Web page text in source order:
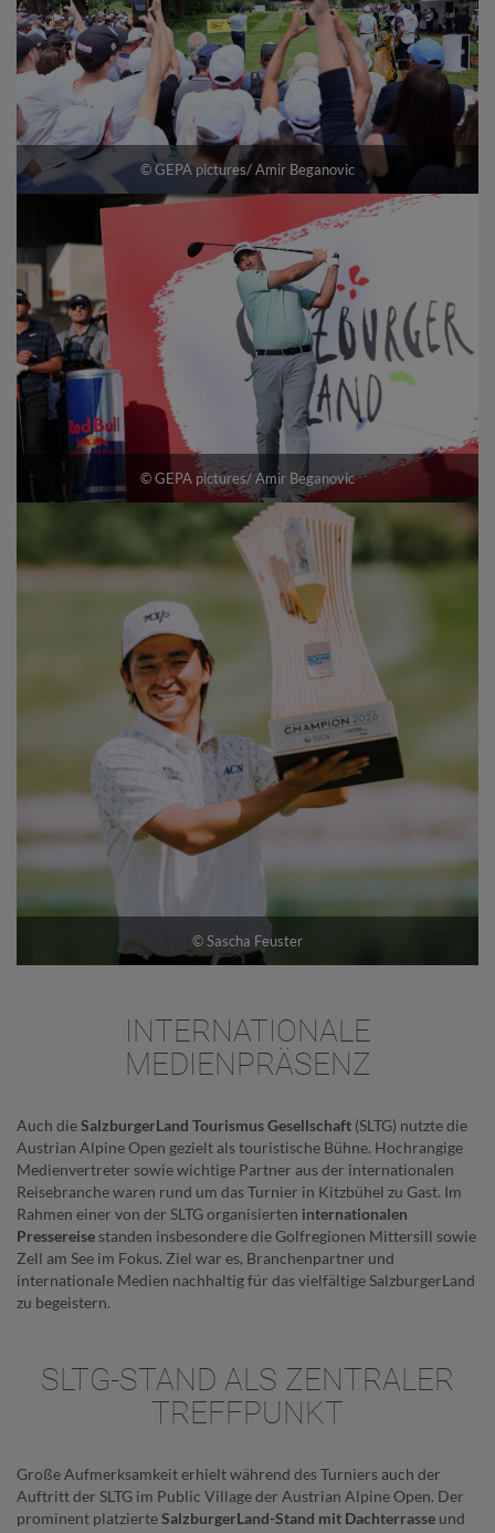
© GEPA pictures/ Amir Beganovic
© GEPA pictures/ Amir Beganovic
© Sascha Feuster
INTERNATIONALE
MEDIENPRÄSENZ
Auch dieSalzburgerLand Tourismus Gesellschaft (SLTG) nutzte die
Austrian Alpine Open gezielt als touristische Bühne. Hochrangige
Medienvertreter sowie wichtige Partner aus der internationalen
Reisebranche waren rund um das Turnier in Kitzbühel zu Gast. Im
Rahmen einer von der SLTG organisierten internationalen
Pressereise standen insbesondere die Golfregionen Mittersill sowie
Zell am See im Fokus. Ziel war es, Branchenpartner und
internationale Medien nachhaltig für das vielfältige SalzburgerLand
zu begeistern.
SLTG-STAND ALS ZENTRALER
TREFFPUNKT
Große Aufmerksamkeit erhielt während des Turniers auch der
Auftritt der SLTG im Public Village der Austrian Alpine Open. Der
prominent platzierteSalzburgerLand-Stand mit Dachterrasse und